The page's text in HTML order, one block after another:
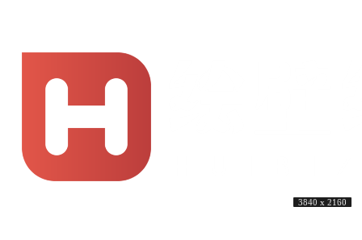
3840 x 2160
3840 x 2160
3840 x 2160
3840 x 2160
3840 x 2160
8120 x 4134
3840 x 2160
5561 x 3128
3840 x 2160
3840 x 2160